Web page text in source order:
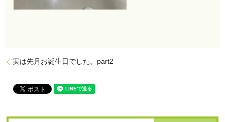
実は先月お誕生日でした。part2